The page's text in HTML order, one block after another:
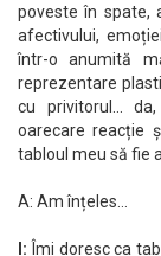
poveste în spate,
afectivului,
într-o anumită
reprezentare
cu privitorul…
oarecare reacție
tabloul meu să fie
A: Am înțeles…
I: Îmi doresc ca